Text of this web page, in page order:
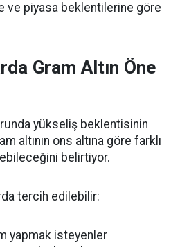
ve piyasa beklentilerine göre
Gram Altın Öne
yükseliş beklentisinin
altının ons altına göre farklı
belirtiyor.
tercih edilebilir:
yapmak isteyenler